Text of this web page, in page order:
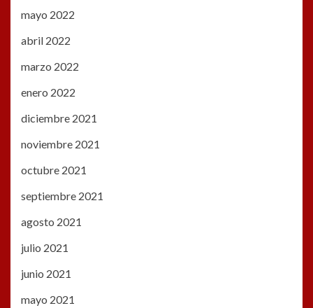
mayo 2022
abril 2022
marzo 2022
enero 2022
diciembre 2021
noviembre 2021
octubre 2021
septiembre 2021
agosto 2021
julio 2021
junio 2021
mayo 2021